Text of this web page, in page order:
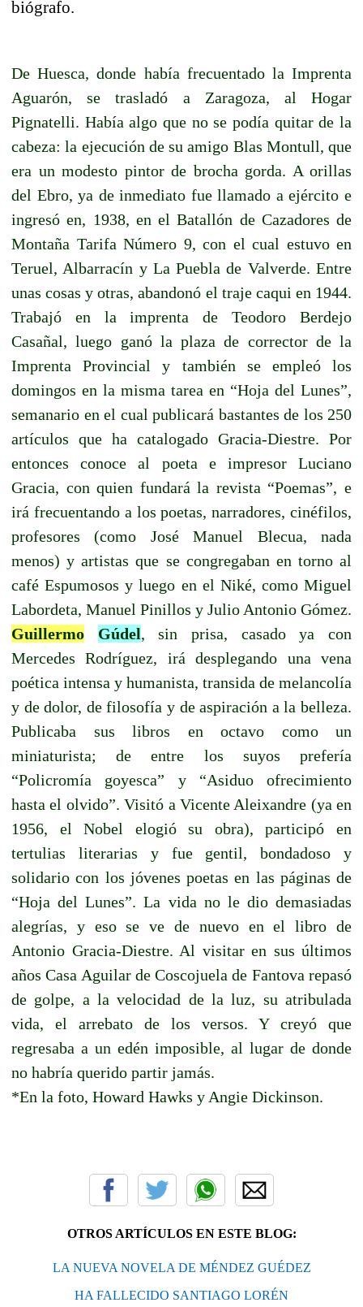
biógrafo.
De Huesca, donde había frecuentado la Imprenta
Aguarón, se trasladó a Zaragoza, al Hogar
Pignatelli. Había algo que no se podía quitar de la
cabeza: la ejecución de su amigo Blas Montull, que
era un modesto pintor de brocha gorda. A orillas
del Ebro, ya de inmediato fue llamado a ejército e
ingresó en, 1938, en el Batallón de Cazadores de
Montaña Tarifa Número 9, con el cual estuvo en
Teruel, Albarracín y La Puebla de Valverde. Entre
unas cosas y otras, abandonó el traje caqui en 1944.
Trabajó en la imprenta de Teodoro Berdejo
Casañal, luego ganó la plaza de corrector de la
Imprenta Provincial y también se empleó los
domingos en la misma tarea en “Hoja del Lunes”,
semanario en el cual publicará bastantes de los 250
artículos que ha catalogado Gracia-Diestre. Por
entonces conoce al poeta e impresor Luciano
Gracia, con quien fundará la revista “Poemas”, e
irá frecuentando a los poetas, narradores, cinéfilos,
profesores (como José Manuel Blecua, nada
menos) y artistas que se congregaban en torno al
café Espumosos y luego en el Niké, como Miguel
Labordeta, Manuel Pinillos y Julio Antonio Gómez.
Guillermo
Gúdel, sin prisa, casado ya con
Mercedes Rodríguez, irá desplegando una vena
poética intensa y humanista, transida de melancolía
y de dolor, de filosofía y de aspiración a la belleza.
Publicaba sus libros en octavo como un
miniaturista; de entre los suyos prefería
“Policromía goyesca” y “Asiduo ofrecimiento
hasta el olvido”. Visitó a Vicente Aleixandre (ya en
1956, el Nobel elogió su obra), participó en
tertulias literarias y fue gentil, bondadoso y
solidario con los jóvenes poetas en las páginas de
“Hoja del Lunes”. La vida no le dio demasiadas
alegrías, y eso se ve de nuevo en el libro de
Antonio Gracia-Diestre. Al visitar en sus últimos
años Casa Aguilar de Coscojuela de Fantova repasó
de golpe, a la velocidad de la luz, su atribulada
vida, el arrebato de los versos. Y creyó que
regresaba a un edén imposible, al lugar de donde
no habría querido partir jamás.
*En la foto, Howard Hawks y Angie Dickinson.
OTROS ARTÍCULOS EN ESTE BLOG:
LA NUEVA NOVELA DE MÉNDEZ GUÉDEZ
HA FALLECIDO SANTIAGO LORÉN